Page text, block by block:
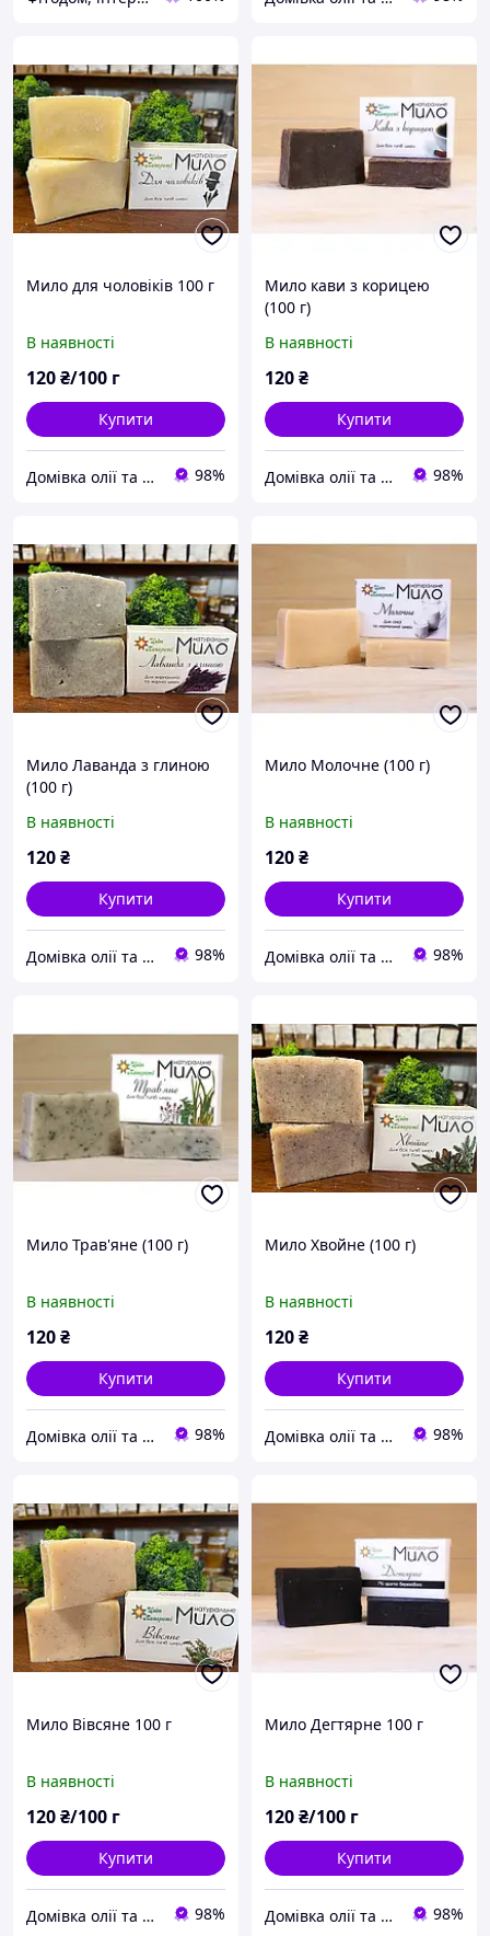
Мило для чоловіків 100 г
В наявності
120₴/100 г
Купити
Домівка олії та меду 98%
Мило кави з корицею
(100 г)
В наявності
120₴
Купити
Домівка олії та меду 98%
Мило Лаванда з глиною
(100 г)
В наявності
120₴
Купити
Домівка олії та меду 98%
Мило Молочне (100 г)
В наявності
120₴
Купити
Домівка олії та меду 98%
Мило Трав'яне (100 г)
В наявності
120₴
Купити
Домівка олії та меду 98%
Мило Хвойне (100 г)
В наявності
120₴
Купити
Домівка олії та меду 98%
Мило Вівсяне 100 г
В наявності
120₴/100 г
Купити
Домівка олії та меду 98%
Мило Дегтярне 100 г
В наявності
120₴/100 г
Купити
Домівка олії та меду 98%